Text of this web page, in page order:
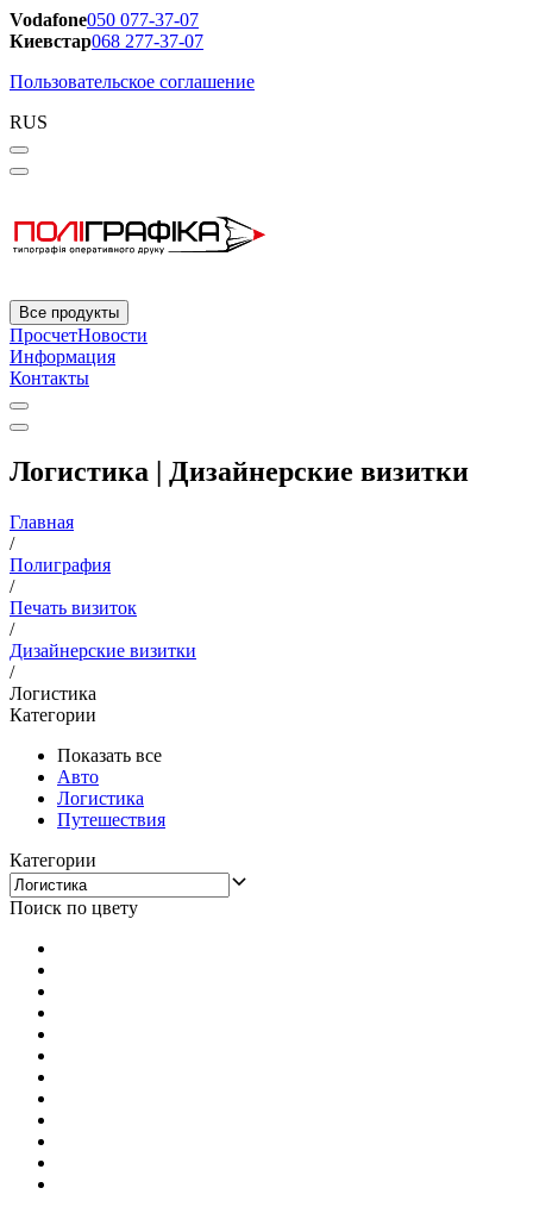
Vodafone050 077-37-07
Киевстар068 277-37-07
Пользовательское соглашение
RUS
Все продукты
ПросчетНовости
Информация
Контакты
Логистика | Дизайнерские визитки
Главная
/
Полиграфия
/
Печать визиток
/
Дизайнерские визитки
/
Логистика
Категории
Показать все
Авто
Логистика
Путешествия
Категории
Поиск по цвету